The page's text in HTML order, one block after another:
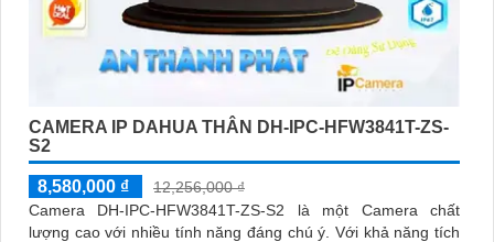
CAMERA IP DAHUA THÂN DH-IPC-HFW3841T-ZS-
S2
8,580,000 ₫
12,256,000 ₫
Camera DH-IPC-HFW3841T-ZS-S2 là một Camera chất
lượng cao với nhiều tính năng đáng chú ý. Với khả năng tích